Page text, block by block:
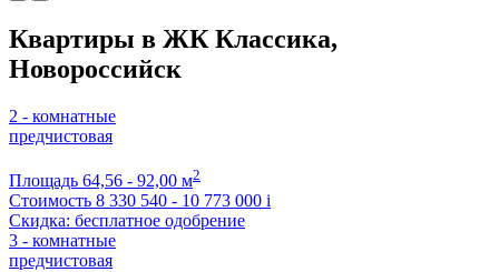
Квартиры в ЖК Классика,
Новороссийск
2 - комнатные
предчистовая
Площадь 64,56 - 92,00 м2
Стоимость 8 330 540 - 10 773 000 i
Скидка: бесплатное одобрение
3 - комнатные
предчистовая